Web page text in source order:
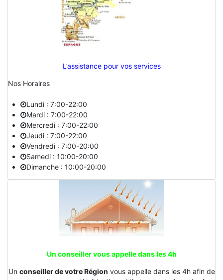
L’assistance pour vos services
Nos Horaires
Lundi : 7:00-22:00
Mardi : 7:00-22:00
Mercredi : 7:00-22:00
Jeudi : 7:00-22:00
Vendredi : 7:00-20:00
Samedi : 10:00-20:00
Dimanche : 10:00-20:00
Un conseiller vous appelle dans les 4h
Un conseiller de votre Région vous appelle dans les 4h afin de